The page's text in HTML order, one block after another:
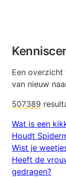
Een
van nieuw
507389
Wat is een
Houdt
Wist je
Heeft de
gedragen?